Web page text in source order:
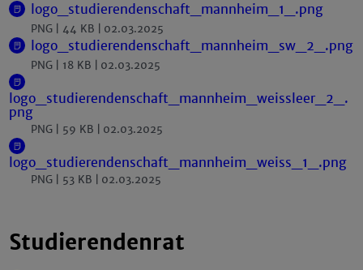
logo_studierendenschaft_mannheim_1_.png
PNG 44 KB 02.03.2025
logo_studierendenschaft_mannheim_sw_2_.png
PNG 18 KB 02.03.2025
logo_studierendenschaft_mannheim_weissleer_2_.
png
PNG 59 KB 02.03.2025
logo_studierendenschaft_mannheim_weiss_1_.png
PNG 53 KB 02.03.2025
Studierendenrat